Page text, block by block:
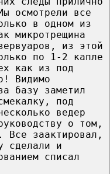
осмотрели все
в одном из
микротрещина
из этой
по 1-2 капле
как из под
Видимо
базу заметил
под
ведер
о том,
Все заактировал,
сделали и
списал